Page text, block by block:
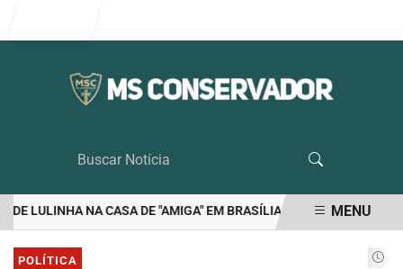
LULINHA NA CASA DE "AMIGA" EM BRASÍLIA RIEDEL É O UNICO
EM ALTA
MENU
POLÍTICA